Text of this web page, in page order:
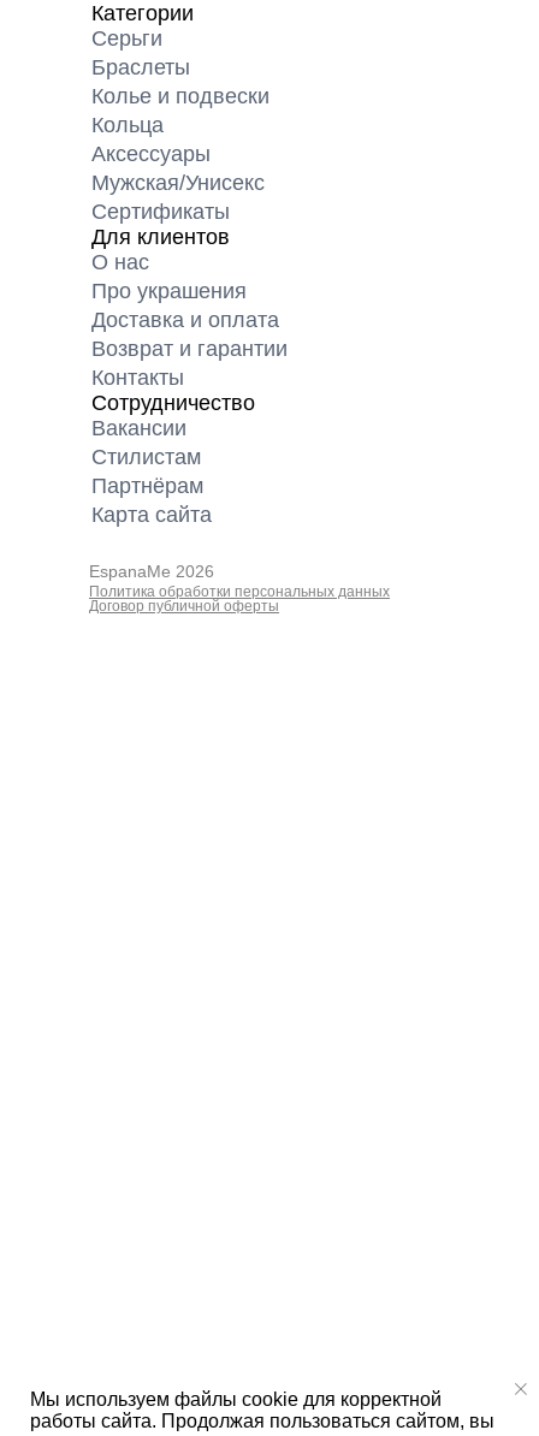
Категории
Серьги
Браслеты
Колье и подвески
Кольца
Аксессуары
Мужская/Унисекс
Сертификаты
Для клиентов
О нас
Про украшения
Доставка и оплата
Возврат и гарантии
Контакты
Сотрудничество
Вакансии
Cтилистам
Партнёрам
Карта cайта
EspanaMe 2026
Политика обработки персональных данных
Договор публичной оферты
Мы используем файлы cookie для корректной
работы сайта. Продолжая пользоваться сайтом, вы